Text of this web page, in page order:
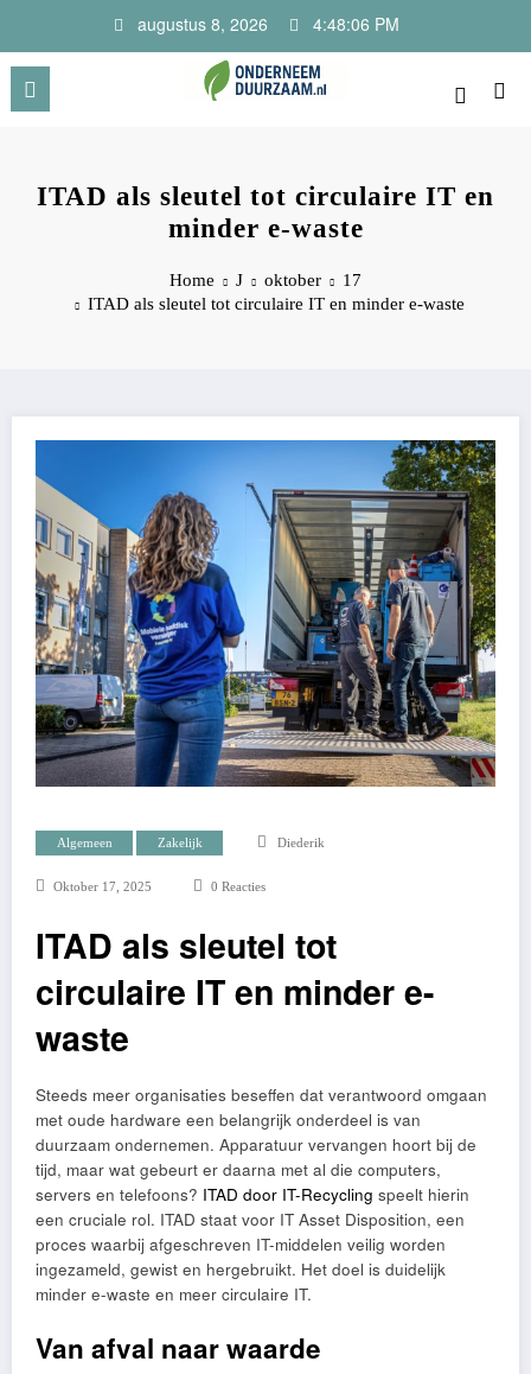
de
inhoud
augustus 8, 2026 4:48:08 PM
ITAD als sleutel tot circulaire IT en
minder e-waste
Home J oktober
17
ITAD als sleutel tot circulaire IT en minder e-waste
Algemeen Zakelijk Diederik
Oktober 17, 2025 0 Reacties
ITAD als sleutel tot
circulaire IT en minder e-
waste
Steeds meer organisaties beseffen dat verantwoord omgaan
met oude hardware een belangrijk onderdeel is van
duurzaam ondernemen. Apparatuur vervangen hoort bij de
tijd, maar wat gebeurt er daarna met al die computers,
servers en telefoons? ITAD door IT-Recycling speelt hierin
een cruciale rol. ITAD staat voor IT Asset Disposition, een
proces waarbij afgeschreven IT-middelen veilig worden
ingezameld, gewist en hergebruikt. Het doel is duidelijk
minder e-waste en meer circulaire IT.
Van afval naar waarde